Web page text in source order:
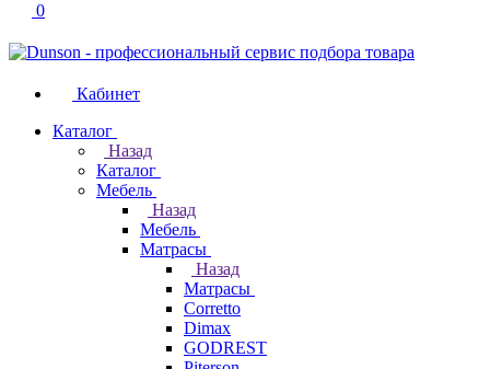
0
Кабинет
Каталог
Назад
Каталог
Мебель
Назад
Мебель
Матрасы
Назад
Матрасы
Corretto
Dimax
GODREST